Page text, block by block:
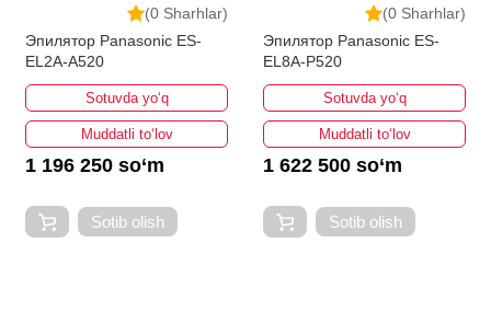
(0 Sharhlar)
Эпилятор Panasonic ES-
EL2A-A520
Sotuvda yo‘q
Muddatli to‘lov
1 196 250 so‘m
Sotib olish
(0 Sharhlar)
Эпилятор Panasonic ES-
EL8A-P520
Sotuvda yo‘q
Muddatli to‘lov
1 622 500 so‘m
Sotib olish